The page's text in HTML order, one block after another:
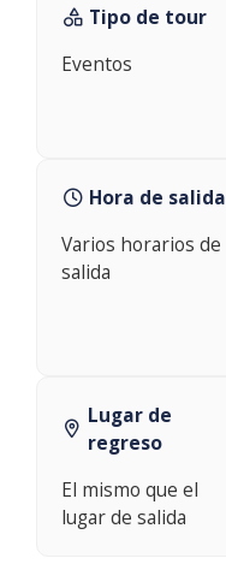
Tipo de tour
Eventos
Hora de salida
Varios horarios de
salida
Lugar de
regreso
El mismo que el
lugar de salida